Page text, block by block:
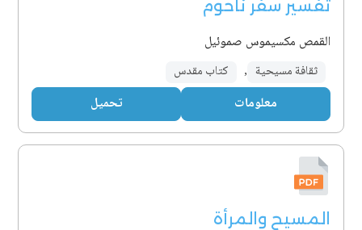
تفسير سفر ناحوم
القمص مكسيموس صموئيل
ثقافة مسيحية , كتاب مقدس
معلومات تحميل
المسيح والمرأة